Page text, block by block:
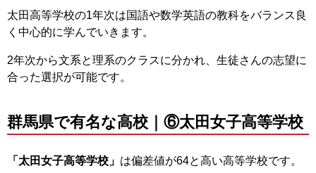
太田高等学校の1年次は国語や数学英語の教科をバランス良
く中心的に学んでいきます。
2年次から文系と理系のクラスに分かれ、生徒さんの志望に
合った選択が可能です。
群馬県で有名な高校｜⑥太田女子高等学校
「太田女子高等学校」 は偏差値が64と高い高等学校です。